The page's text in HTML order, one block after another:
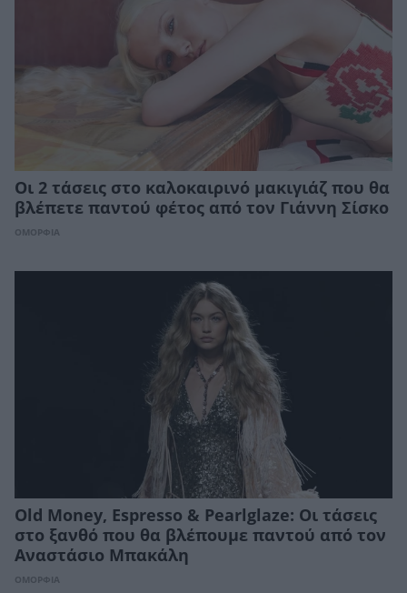
Οι 2 τάσεις στο καλοκαιρινό μακιγιάζ που θα
βλέπετε παντού φέτος από τον Γιάννη Σίσκο
ΟΜΟΡΦΙΑ
Old Money, Espresso & Pearlglaze: Οι τάσεις
στο ξανθό που θα βλέπουμε παντού από τον
Αναστάσιο Μπακάλη
ΟΜΟΡΦΙΑ